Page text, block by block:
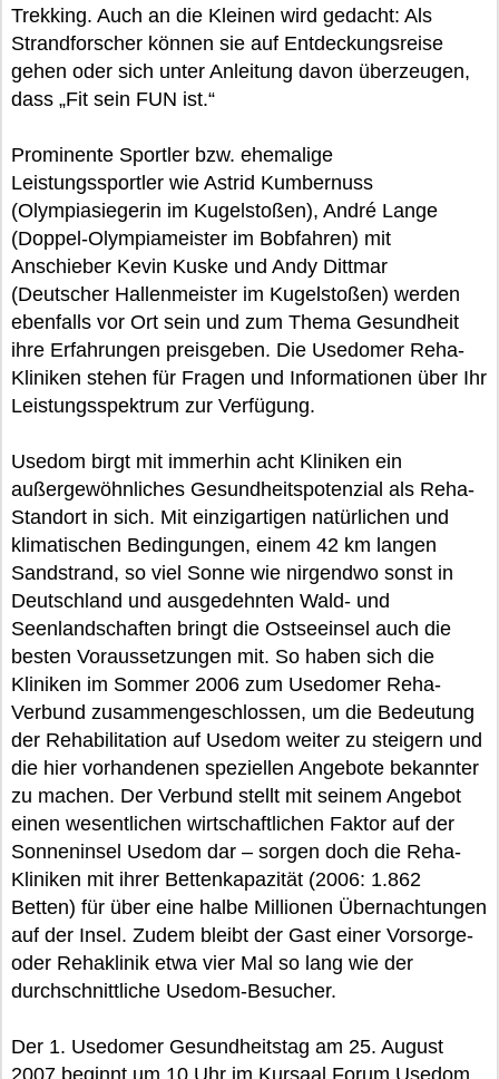
Trekking. Auch an die Kleinen wird gedacht: Als
Strandforscher können sie auf Entdeckungsreise
gehen oder sich unter Anleitung davon überzeugen,
dass „Fit sein FUN ist.“
Prominente Sportler bzw. ehemalige
Leistungssportler wie Astrid Kumbernuss
(Olympiasiegerin im Kugelstoßen), André Lange
(Doppel-Olympiameister im Bobfahren) mit
Anschieber Kevin Kuske und Andy Dittmar
(Deutscher Hallenmeister im Kugelstoßen) werden
ebenfalls vor Ort sein und zum Thema Gesundheit
ihre Erfahrungen preisgeben. Die Usedomer Reha-
Kliniken stehen für Fragen und Informationen über Ihr
Leistungsspektrum zur Verfügung.
Usedom birgt mit immerhin acht Kliniken ein
außergewöhnliches Gesundheitspotenzial als Reha-
Standort in sich. Mit einzigartigen natürlichen und
klimatischen Bedingungen, einem 42 km langen
Sandstrand, so viel Sonne wie nirgendwo sonst in
Deutschland und ausgedehnten Wald- und
Seenlandschaften bringt die Ostseeinsel auch die
besten Voraussetzungen mit. So haben sich die
Kliniken im Sommer 2006 zum Usedomer Reha-
Verbund zusammengeschlossen, um die Bedeutung
der Rehabilitation auf Usedom weiter zu steigern und
die hier vorhandenen speziellen Angebote bekannter
zu machen. Der Verbund stellt mit seinem Angebot
einen wesentlichen wirtschaftlichen Faktor auf der
Sonneninsel Usedom dar – sorgen doch die Reha-
Kliniken mit ihrer Bettenkapazität (2006: 1.862
Betten) für über eine halbe Millionen Übernachtungen
auf der Insel. Zudem bleibt der Gast einer Vorsorge-
oder Rehaklinik etwa vier Mal so lang wie der
durchschnittliche Usedom-Besucher.
Der 1. Usedomer Gesundheitstag am 25. August
2007 beginnt um 10 Uhr im Kursaal Forum Usedom